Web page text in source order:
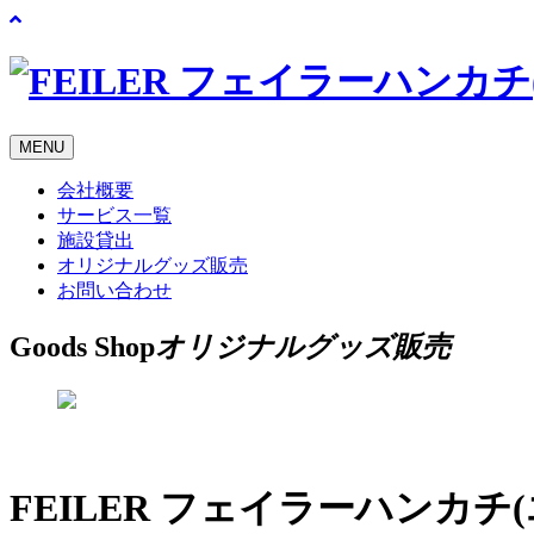
MENU
会社概要
サービス一覧
施設貸出
オリジナルグッズ販売
お問い合わせ
Goods Shopオリジナルグッズ販売
FEILER フェイラーハンカチ